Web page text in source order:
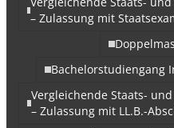
– Zulassung mit
Bachelorstudiengang
Vergleichende Staats-
– Zulassung mit LL.B.-